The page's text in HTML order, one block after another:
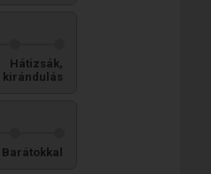
Hátizsák,
kirándulás
Barátokkal